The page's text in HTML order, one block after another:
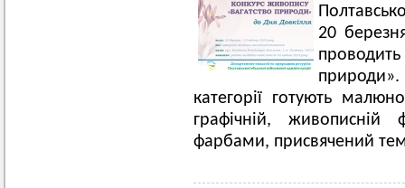
20
природи».
категорії готують
графічній,
фарбами, присвячений